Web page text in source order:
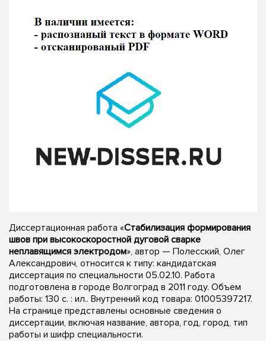
Диссертационная работа «Стабилизация формирования
швов при высокоскоростной дуговой сварке
неплавящимся электродом», автор — Полесский, Олег
Александрович, относится к типу: кандидатская
диссертация по специальности 05.02.10. Работа
подготовлена в городе Волгоград в 2011 году. Объем
работы: 130 с. : ил.. Внутренний код товара: 01005397217.
На странице представлены основные сведения о
диссертации, включая название, автора, год, город, тип
работы и шифр специальности.